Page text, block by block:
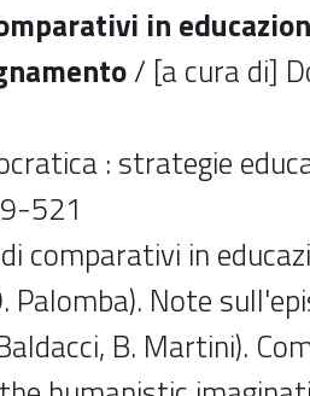
in
/ [a cura di]
: strategie
521
comparativi in
Palomba). Note
B. Martini).